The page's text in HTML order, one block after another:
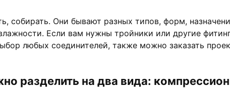
собирать. Они бывают разных типов, форм,
Если вам нужны тройники или другие
любых соединителей, также можно заказать
разделить на два вида: